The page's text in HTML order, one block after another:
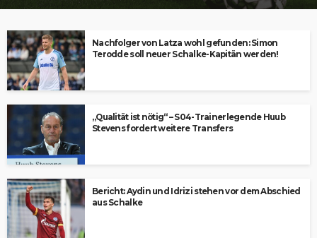
Nachfolger von Latza wohl gefunden: Simon
Terodde soll neuer Schalke-Kapitän werden!
„Qualität ist nötig“ – S04-Trainerlegende Huub
Stevens fordert weitere Transfers
Bericht: Aydin und Idrizi stehen vor dem Abschied
aus Schalke